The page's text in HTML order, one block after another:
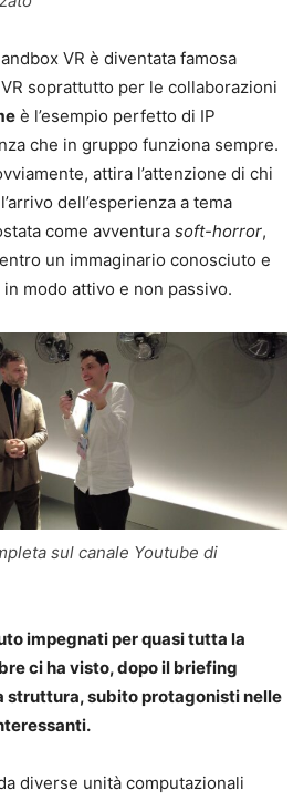
VR è diventata famosa
soprattutto per le collaborazioni
è l’esempio perfetto di IP
che in gruppo funziona sempre.
attira l’attenzione di chi
dell’esperienza a tema
come avventura soft-horror,
un immaginario conosciuto e
modo attivo e non passivo.
sul canale Youtube di
impegnati per quasi tutta la
ci ha visto, dopo il briefing
struttura, subito protagonisti nelle
diverse unità computazionali